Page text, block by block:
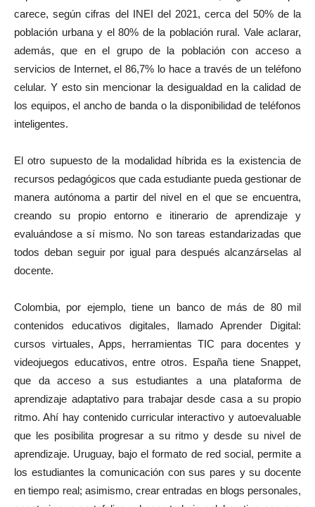
carece, según cifras del INEI del 2021, cerca del 50% de la
población urbana y el 80% de la población rural. Vale aclarar,
además, que en el grupo de la población con acceso a
servicios de Internet, el 86,7% lo hace a través de un teléfono
celular. Y esto sin mencionar la desigualdad en la calidad de
los equipos, el ancho de banda o la disponibilidad de teléfonos
inteligentes.
El otro supuesto de la modalidad híbrida es la existencia de
recursos pedagógicos que cada estudiante pueda gestionar de
manera autónoma a partir del nivel en el que se encuentra,
creando su propio entorno e itinerario de aprendizaje y
evaluándose a sí mismo. No son tareas estandarizadas que
todos deban seguir por igual para después alcanzárselas al
docente.
Colombia, por ejemplo, tiene un banco de más de 80 mil
contenidos educativos digitales, llamado Aprender Digital:
cursos virtuales, Apps, herramientas TIC para docentes y
videojuegos educativos, entre otros. España tiene Snappet,
que da acceso a sus estudiantes a una plataforma de
aprendizaje adaptativo para trabajar desde casa a su propio
ritmo. Ahí hay contenido curricular interactivo y autoevaluable
que les posibilita progresar a su ritmo y desde su nivel de
aprendizaje. Uruguay, bajo el formato de red social, permite a
los estudiantes la comunicación con sus pares y su docente
en tiempo real; asimismo, crear entradas en blogs personales,